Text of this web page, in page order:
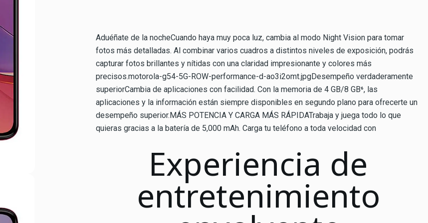
Aduéñate de la nocheCuando haya muy poca luz, cambia al modo Night Vision para tomar
fotos más detalladas. Al combinar varios cuadros a distintos niveles de exposición, podrás
capturar fotos brillantes y nítidas con una claridad impresionante y colores más
precisos.motorola-g54-5G-ROW-performance-d-ao3i2omt.jpgDesempeño verdaderamente
superiorCambia de aplicaciones con facilidad. Con la memoria de 4 GB/8 GB⁶, las
aplicaciones y la información están siempre disponibles en segundo plano para ofrecerte un
desempeño superior.MÁS POTENCIA Y CARGA MÁS RÁPIDATrabaja y juega todo lo que
quieras gracias a la batería de 5,000 mAh. Carga tu teléfono a toda velocidad con
Experiencia de
entretenimiento